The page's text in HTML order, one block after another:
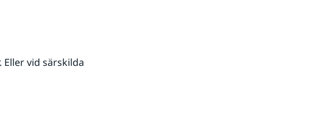
vid särskilda